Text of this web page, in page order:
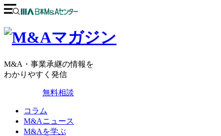
M&A・事業承継の情報を
わかりやすく発信
無料相談
コラム
M&Aニュース
M&Aを学ぶ